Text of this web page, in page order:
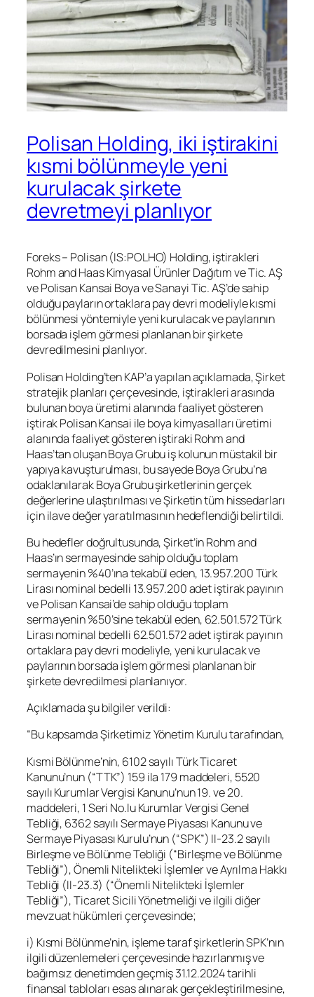
Polisan Holding, iki iştirakini
kısmi bölünmeyle yeni
kurulacak şirkete
devretmeyi planlıyor
Foreks – Polisan (IS:POLHO) Holding, iştirakleri
Rohm and Haas Kimyasal Ürünler Dağıtım ve Tic. AŞ
ve Polisan Kansai Boya ve Sanayi Tic. AŞ’de sahip
olduğu payların ortaklara pay devri modeliyle kısmi
bölünmesi yöntemiyle yeni kurulacak ve paylarının
borsada işlem görmesi planlanan bir şirkete
devredilmesini planlıyor.
Polisan Holding’ten KAP’a yapılan açıklamada, Şirket
stratejik planları çerçevesinde, iştirakleri arasında
bulunan boya üretimi alanında faaliyet gösteren
iştirak Polisan Kansai ile boya kimyasalları üretimi
alanında faaliyet gösteren iştiraki Rohm and
Haas’tan oluşan Boya Grubu iş kolunun müstakil bir
yapıya kavuşturulması, bu sayede Boya Grubu’na
odaklanılarak Boya Grubu şirketlerinin gerçek
değerlerine ulaştırılması ve Şirketin tüm hissedarları
için ilave değer yaratılmasının hedeflendiği belirtildi.
Bu hedefler doğrultusunda, Şirket’in Rohm and
Haas’ın sermayesinde sahip olduğu toplam
sermayenin %40’ına tekabül eden, 13.957.200 Türk
Lirası nominal bedelli 13.957.200 adet iştirak payının
ve Polisan Kansai’de sahip olduğu toplam
sermayenin %50’sine tekabül eden, 62.501.572 Türk
Lirası nominal bedelli 62.501.572 adet iştirak payının
ortaklara pay devri modeliyle, yeni kurulacak ve
paylarının borsada işlem görmesi planlanan bir
şirkete devredilmesi planlanıyor.
Açıklamada şu bilgiler verildi:
“Bu kapsamda Şirketimiz Yönetim Kurulu tarafından,
Kısmi Bölünme’nin, 6102 sayılı Türk Ticaret
Kanunu’nun (“TTK”) 159 ila 179 maddeleri, 5520
sayılı Kurumlar Vergisi Kanunu’nun 19. ve 20.
maddeleri, 1 Seri No.lu Kurumlar Vergisi Genel
Tebliği, 6362 sayılı Sermaye Piyasası Kanunu ve
Sermaye Piyasası Kurulu’nun (“SPK”) II-23.2 sayılı
Birleşme ve Bölünme Tebliği (“Birleşme ve Bölünme
Tebliği”), Önemli Nitelikteki İşlemler ve Ayrılma Hakkı
Tebliği (II-23.3) (“Önemli Nitelikteki İşlemler
Tebliği”), Ticaret Sicili Yönetmeliği ve ilgili diğer
mevzuat hükümleri çerçevesinde;
i) Kısmi Bölünme’nin, işleme taraf şirketlerin SPK’nın
ilgili düzenlemeleri çerçevesinde hazırlanmış ve
bağımsız denetimden geçmiş 31.12.2024 tarihli
finansal tabloları esas alınarak gerçekleştirilmesine,